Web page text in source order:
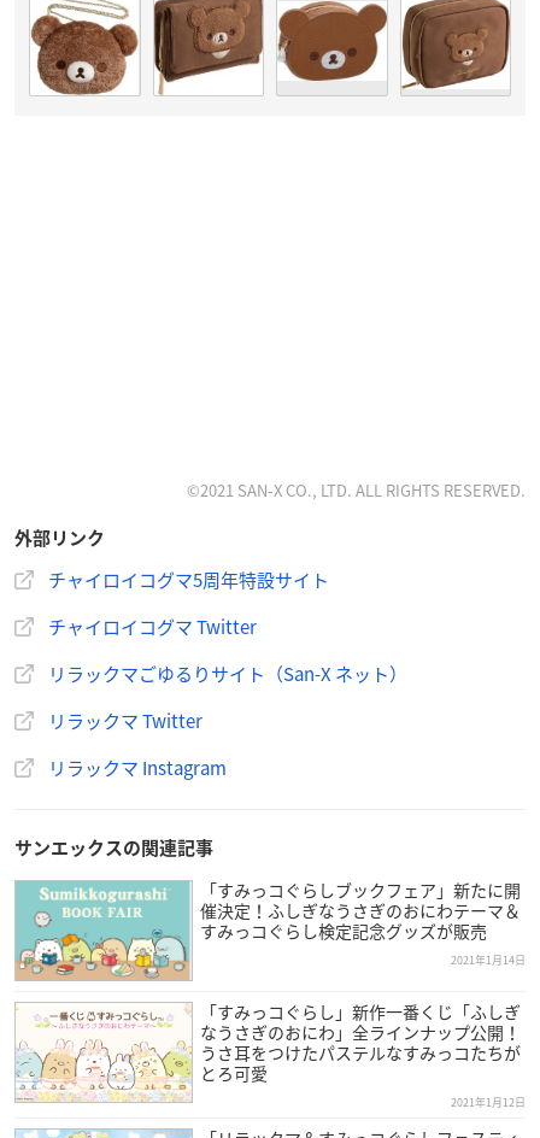
©2021 SAN-X CO., LTD. ALL RIGHTS RESERVED.
外部リンク
チャイロイコグマ5周年特設サイト
チャイロイコグマ Twitter
リラックマごゆるりサイト（San-X ネット）
リラックマ Twitter
リラックマ Instagram
サンエックスの関連記事
「すみっコぐらしブックフェア」新たに開
催決定！ふしぎなうさぎのおにわテーマ＆
すみっコぐらし検定記念グッズが販売
2021年1月14日
「すみっコぐらし」新作一番くじ「ふしぎ
なうさぎのおにわ」全ラインナップ公開！
うさ耳をつけたパステルなすみっコたちが
とろ可愛
2021年1月12日